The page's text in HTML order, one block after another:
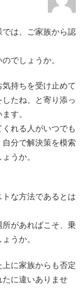
は、ご家族から認
でしょうか。
持ちを受け止めて
たね、と寄り添っ
す。
れる人がいつでも
分で解決策を模索
うか。
な方法であるとは
があればこそ、乗
うか。
に家族からも否定
たに違いありませ